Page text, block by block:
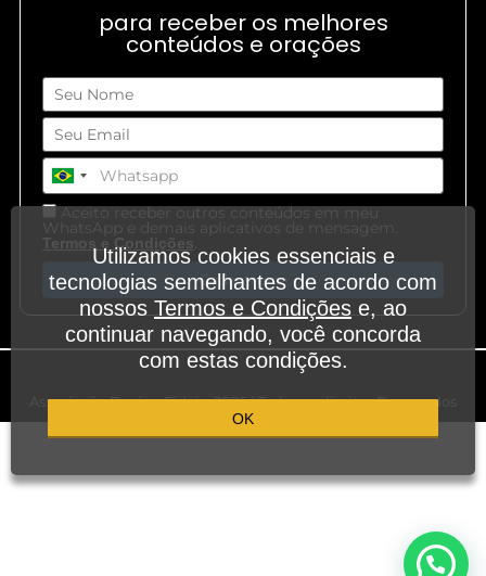
para receber os melhores
conteúdos e orações
Aceito receber outros conteúdos em meu
WhatsApp e demais aplicativos de mensagem.
Termos e Condições.
Cadastre-se
Associação Regina Fidei – 2026 | Todos os direitos Reservados
Utilizamos cookies essenciais e
tecnologias semelhantes de acordo com
nossos Termos e Condições e, ao
continuar navegando, você concorda
com estas condições.
OK